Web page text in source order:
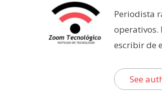
Periodista
operativos.
escribir de
See